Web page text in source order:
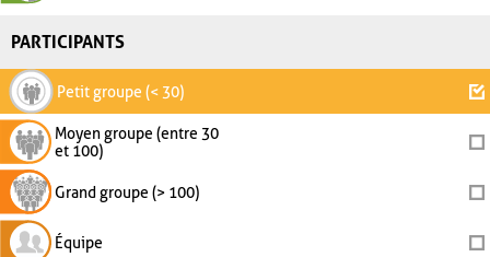
PARTICIPANTS
Petit groupe (< 30)
Moyen groupe (entre 30
et 100)
Grand groupe (> 100)
Équipe